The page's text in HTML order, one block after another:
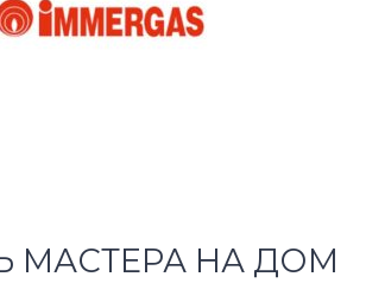
МАСТЕРА НА ДОМ